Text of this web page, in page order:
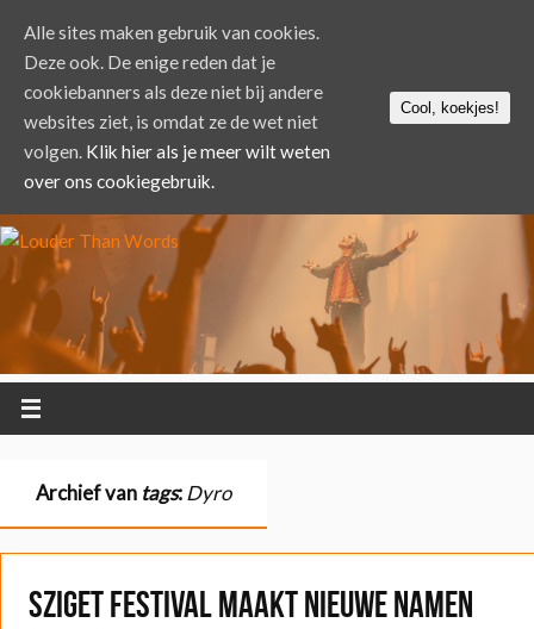
Archief van tags:Dyro
Sziget Festival maakt nieuwe namen
Alle sites maken gebruik van cookies.
Deze ook. De enige reden dat je
cookiebanners als deze niet bij andere
websites ziet, is omdat ze de wet niet
volgen. Klik hier als je meer wilt weten
over ons cookiegebruik.
Cool, koekjes!